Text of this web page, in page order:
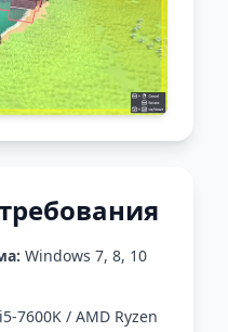
Windows 7, 8, 10
7600K / AMD Ryzen